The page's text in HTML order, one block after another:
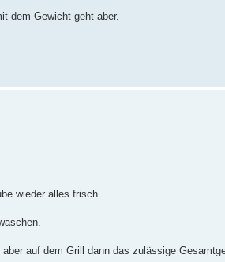
dem Gewicht geht aber.
wieder alles frisch.
auf dem Grill dann das zulässige